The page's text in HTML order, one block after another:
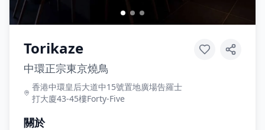
Torikaze
中環正宗東京燒鳥
香港中環皇后大道中15號置地廣場告羅士
打大廈43-45樓Forty-Five
關於